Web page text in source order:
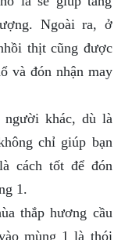
Ngoài ra, ở
thịt cũng được
và đón nhận may
khác, dù là
chỉ giúp bạn
cách tốt để đón
1.
thắp hương cầu
mùng 1 là thói